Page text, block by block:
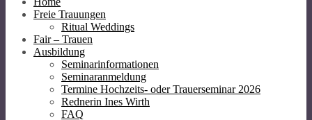
Freie Trauungen
Ritual Weddings
Fair – Trauen
Ausbildung
Seminarinformationen
Seminaranmeldung
Termine Hochzeits- oder Trauerseminar 2026
Rednerin Ines Wirth
FAQ